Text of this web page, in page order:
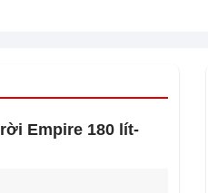
Empire 180 lít-